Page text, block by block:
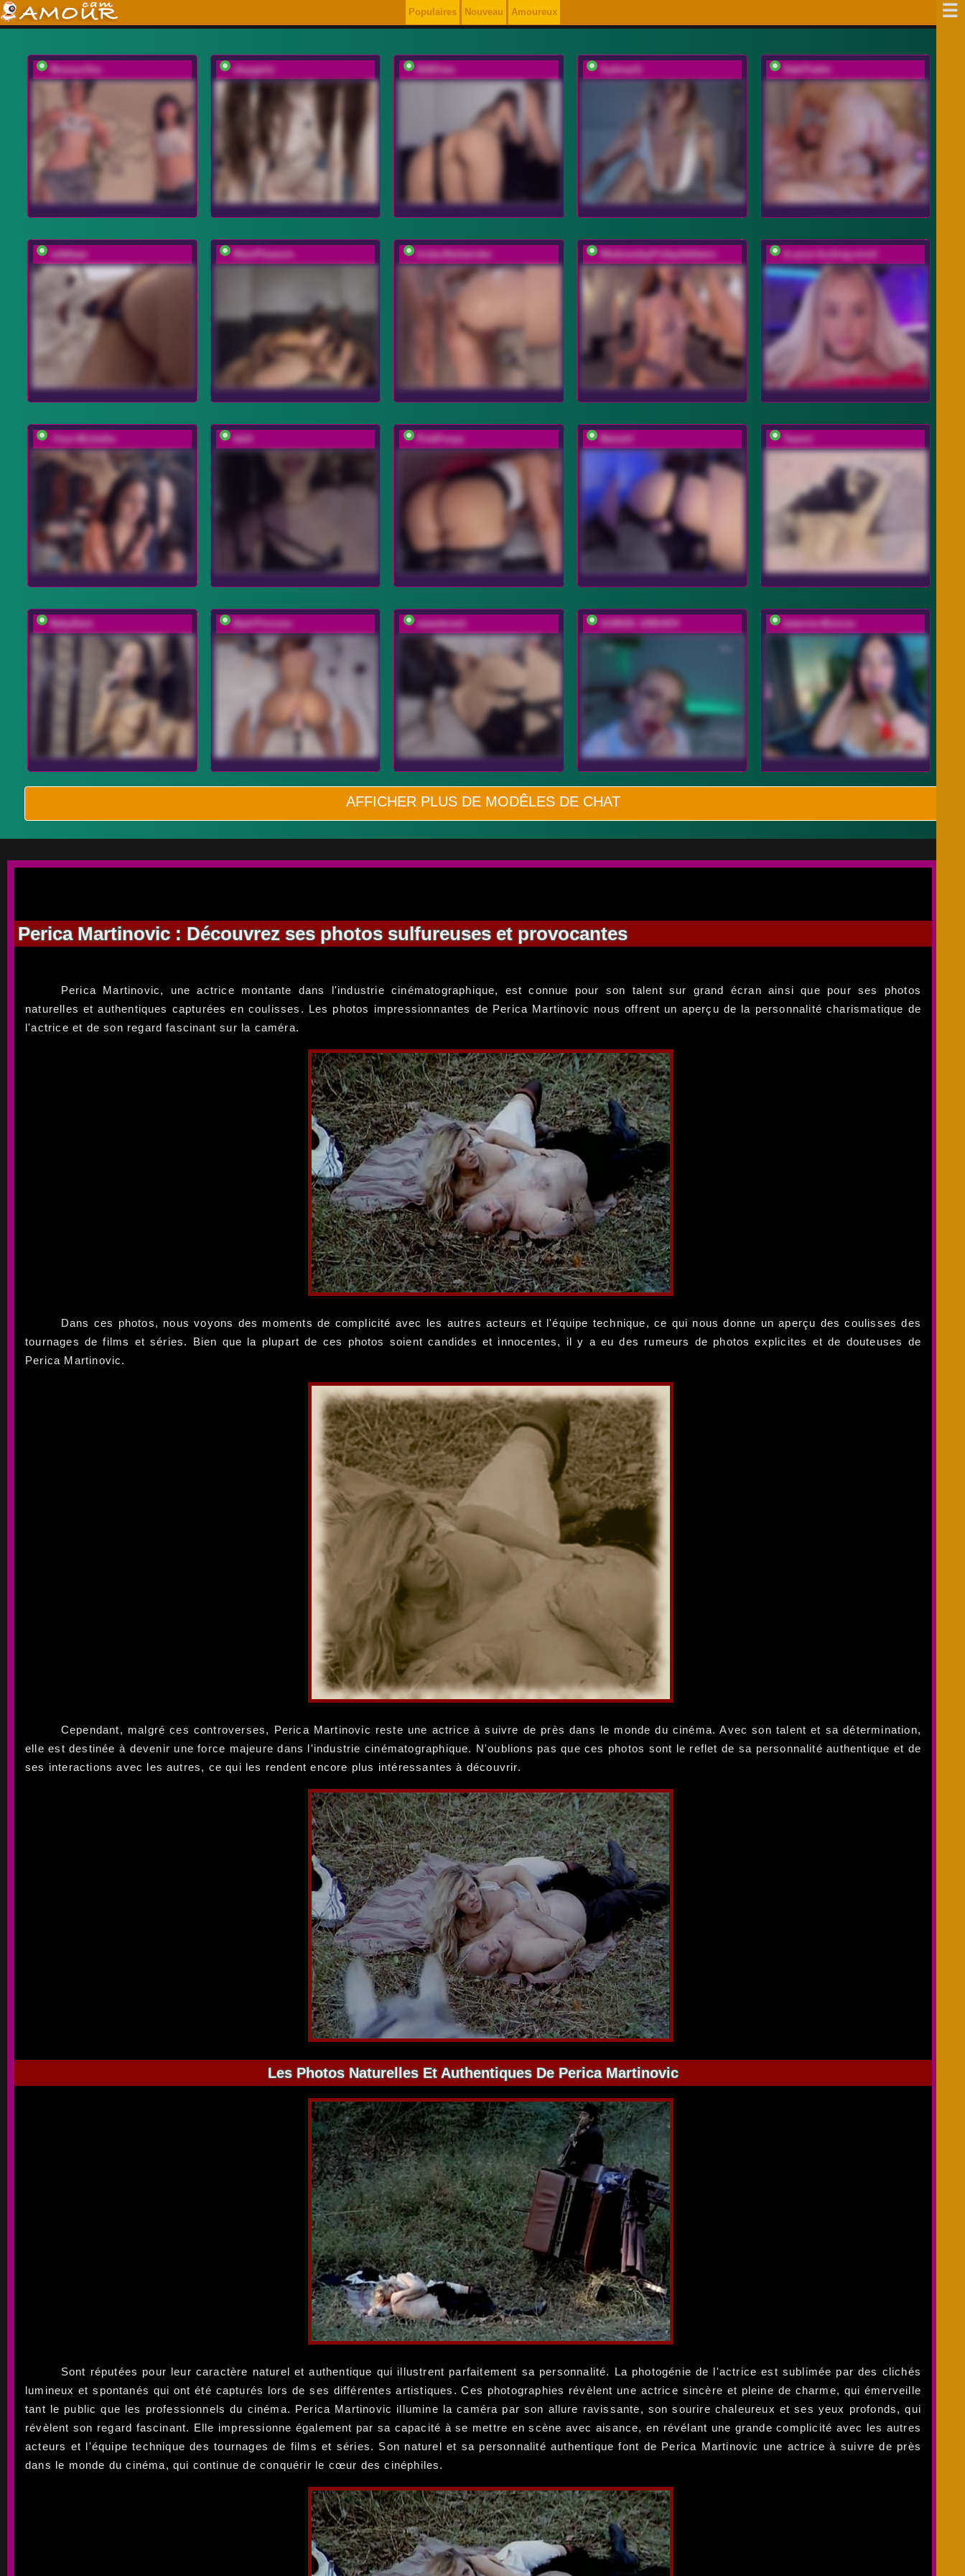
Populaires Nouveau Amoureux
Moona-One shyygirls BABYam SydneySi DablTrable
vattttaaa MainPleasure Iriska-Barbariska WednesdayFridayAddams In-your-fucking-mind
-Your-Michelle- kiti4 PinkFoxya MariaVi Taanni
BabyDarii Bad-Princess sweettrow1 GOROD_GREHOV katerine-Monroe
AFFICHER PLUS DE MODÊLES DE CHAT
Perica Martinovic : Découvrez ses photos sulfureuses et provocantes
Perica Martinovic, une actrice montante dans l'industrie cinématographique, est connue pour son talent sur grand écran ainsi que pour ses photos
naturelles et authentiques capturées en coulisses. Les photos impressionnantes de Perica Martinovic nous offrent un aperçu de la personnalité charismatique de
l'actrice et de son regard fascinant sur la caméra.
Dans ces photos, nous voyons des moments de complicité avec les autres acteurs et l'équipe technique, ce qui nous donne un aperçu des coulisses des
tournages de films et séries. Bien que la plupart de ces photos soient candides et innocentes, il y a eu des rumeurs de photos explicites et de douteuses de
Perica Martinovic.
Cependant, malgré ces controverses, Perica Martinovic reste une actrice à suivre de près dans le monde du cinéma. Avec son talent et sa détermination,
elle est destinée à devenir une force majeure dans l'industrie cinématographique. N'oublions pas que ces photos sont le reflet de sa personnalité authentique et de
ses interactions avec les autres, ce qui les rendent encore plus intéressantes à découvrir.
Les Photos Naturelles Et Authentiques De Perica Martinovic
Sont réputées pour leur caractère naturel et authentique qui illustrent parfaitement sa personnalité. La photogénie de l'actrice est sublimée par des clichés
lumineux et spontanés qui ont été capturés lors de ses différentes artistiques. Ces photographies révèlent une actrice sincère et pleine de charme, qui émerveille
tant le public que les professionnels du cinéma. Perica Martinovic illumine la caméra par son allure ravissante, son sourire chaleureux et ses yeux profonds, qui
révèlent son regard fascinant. Elle impressionne également par sa capacité à se mettre en scène avec aisance, en révélant une grande complicité avec les autres
acteurs et l'équipe technique des tournages de films et séries. Son naturel et sa personnalité authentique font de Perica Martinovic une actrice à suivre de près
dans le monde du cinéma, qui continue de conquérir le cœur des cinéphiles.